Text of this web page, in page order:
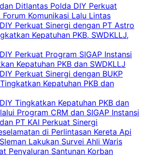
Ditlantas Polda DIY Perkuat
Komunikasi Lalu Lintas
Perkuat Sinergi dengan PT Astro
Kepatuhan PKB, SWDKLLJ,
Perkuat Program SIGAP Instansi
Kepatuhan PKB dan SWDKLLJ
Perkuat Sinergi dengan BUKP
Kepatuhan PKB dan
Tingkatkan Kepatuhan PKB dan
Program CRM dan SIGAP Instansi
PT KAI Perkuat Sinergi
di Perlintasan Kereta Api
Lakukan Survei Ahli Waris
Penyaluran Santunan Korban